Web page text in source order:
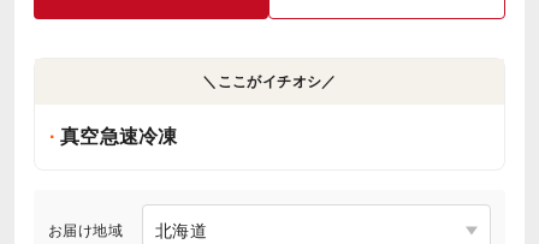
＼ここがイチオシ／
真空急速冷凍
お届け地域